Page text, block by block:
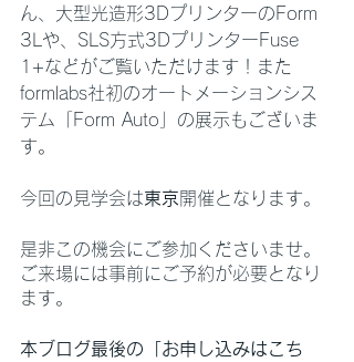
ん、大型光造形3DプリンターのForm
3Lや、SLS方式3DプリンターFuse
1+などがご覧いただけます！また
formlabs社初のオートメーションシス
テム「Form Auto」の展示もございま
す。
今回の見学会は東京開催となります。
是非この機会にご参加くださいませ。
ご来場には事前にご予約が必要となり
ます。
本ブログ最後の「お申し込みはこち